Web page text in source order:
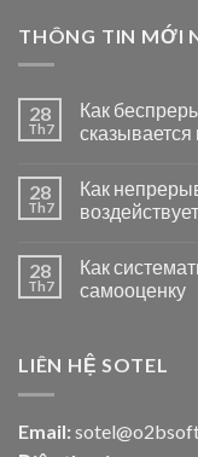
THÔNG TIN MỚI
28
Th7
Как
28
Th7
Как
28
Th7
Как
самооценку
LIÊN HỆ SOTEL
Email: